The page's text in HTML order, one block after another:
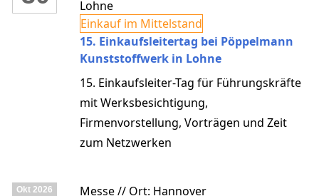
Lohne
Einkauf im Mittelstand
15. Einkaufsleitertag bei Pöppelmann
Kunststoffwerk in Lohne
15. Einkaufsleiter-Tag für Führungskräfte
mit Werksbesichtigung,
Firmenvorstellung, Vorträgen und Zeit
zum Netzwerken
Okt 2026
Messe // Ort: Hannover